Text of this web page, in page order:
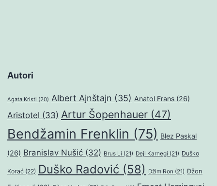
Autori
Agata Kristi (20) Albert Ajnštajn (35) Anatol Frans (26)
Aristotel (33) Artur Šopenhauer (47)
Bendžamin Frenklin (75) Blez Paskal
(26) Branislav Nušić (32) Brus Li (21) Dejl Karnegi (21) Duško
Korać (22) Duško Radović (58) Džim Ron (21) Džon